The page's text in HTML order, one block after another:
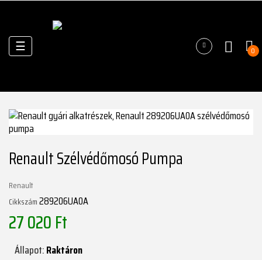
Váltás
a
☰ 0
Renault Szélvédőmosó Pumpa
Renault
Cikkszám289206UA0A
27 020 Ft
Állapot:Raktáron